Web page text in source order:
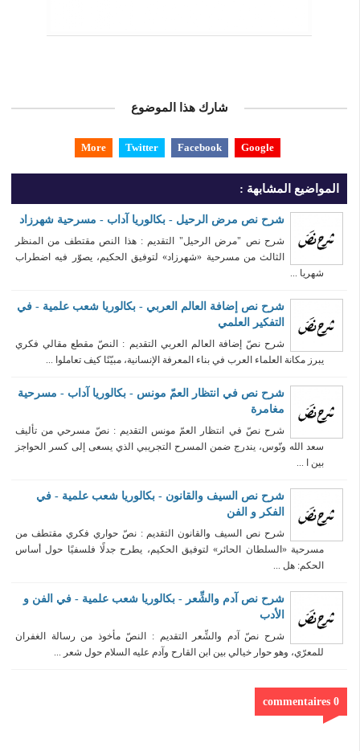
شارك هذا الموضوع
Google
Facebook
Twitter
More
المواضيع المشابهة :
شرح نص مرض الرحيل - بكالوريا آداب - مسرحية شهرزاد
شرح نص "مرض الرحيل" التقديم : هذا النص مقتطف من المنظر
الثالث من مسرحية «شهرزاد» لتوفيق الحكيم، يصوّر فيه اضطراب
شهريا ...
شرح نص إضافة العالم العربي - بكالوريا شعب علمية - في
التفكير العلمي
شرح نصّ إضافة العالم العربي التقديم : النصّ مقطع مقالي فكري
يبرز مكانة العلماء العرب في بناء المعرفة الإنسانية، مبيّنًا كيف تعاملوا ...
شرح نص في انتظار العمّ مونس - بكالوريا آداب - مسرحية
مغامرة
شرح نصّ في انتظار العمّ مونس التقديم : نصّ مسرحي من تأليف
سعد الله ونّوس، يندرج ضمن المسرح التجريبي الذي يسعى إلى كسر الحواجز
بين ا ...
شرح نص السيف والقانون - بكالوريا شعب علمية - في
الفكر و الفن
شرح نص السيف والقانون التقديم : نصّ حواري فكري مقتطف من
مسرحية «السلطان الحائر» لتوفيق الحكيم، يطرح جدلًا فلسفيًا حول أساس
الحكم: هل ...
شرح نص آدم والشِّعر - بكالوريا شعب علمية - في الفن و
الأدب
شرح نصّ آدم والشِّعر التقديم : النصّ مأخوذ من رسالة الغفران
للمعرّي، وهو حوار خيالي بين ابن القارح وآدم عليه السلام حول شعر ...
0 commentaires